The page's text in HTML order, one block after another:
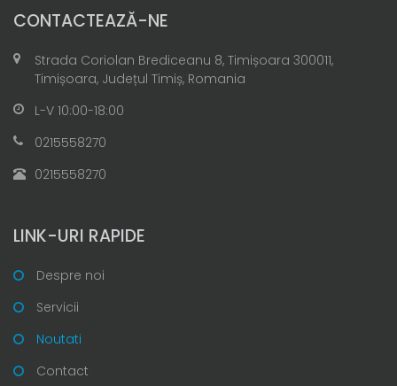
CONTACTEAZĂ-NE
Strada Coriolan Brediceanu 8, Timișoara 300011,
Timișoara, Județul Timiș, Romania
L-V 10:00-18:00
0215558270
0215558270
LINK-URI RAPIDE
Despre noi
Servicii
Noutati
Contact